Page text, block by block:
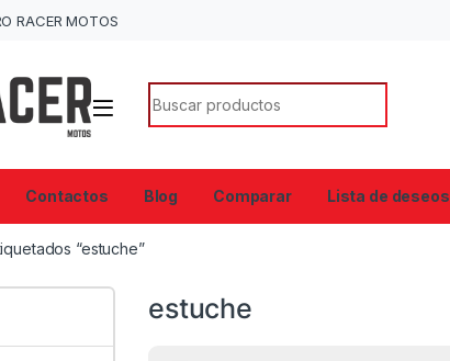
RACER MOTOS
Search for:
Contactos Blog Comparar Lista de deseos
“estuche”
estuche